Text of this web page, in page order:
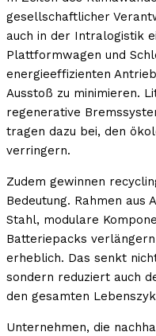
gesellschaftlicher
auch in der Intralogistik
Plattformwagen und
energieeffizienten
Ausstoß zu minimieren.
regenerative
tragen dazu bei, den
verringern.
Zudem gewinnen
Bedeutung. Rahmen aus
Stahl, modulare
Batteriepacks
erheblich. Das senkt
sondern reduziert auch
den gesamten
Unternehmen, die